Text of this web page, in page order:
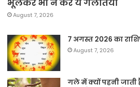
भूलकर भी न करें ये गलतियां
August 7, 2026
7 अगस्त 2026 का
August 7, 2026
गले में क्यों पहनी जाती